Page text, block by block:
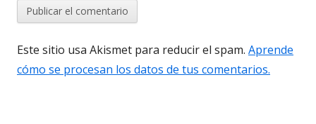
Este sitio usa Akismet para reducir el spam. Aprende
cómo se procesan los datos de tus comentarios.